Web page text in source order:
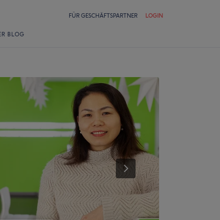
FÜR GESCHÄFTSPARTNER LOGIN
BLOG